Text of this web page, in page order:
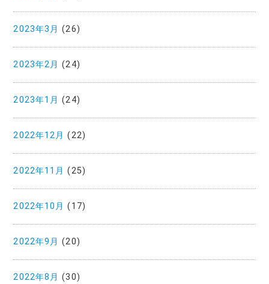
2023年3月 (26)
2023年2月 (24)
2023年1月 (24)
2022年12月 (22)
2022年11月 (25)
2022年10月 (17)
2022年9月 (20)
2022年8月 (30)